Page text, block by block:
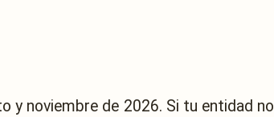
y noviembre de 2026. Si tu entidad no